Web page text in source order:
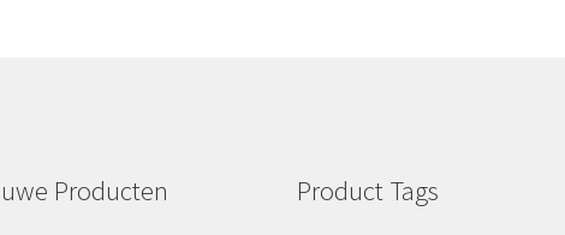
Producten Product Tags